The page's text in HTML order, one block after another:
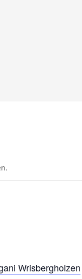
Wrisbergholzen